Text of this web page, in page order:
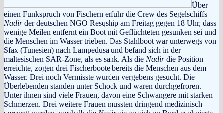
Über
einen Funkspruch von Fischern erfuhr die Crew des Segelschiffs
Nadirder deutschen NGO Resqship am Freitag gegen 18 Uhr, dass
wenige Meilen entfernt ein Boot mit Geflüchteten gesunken sei und
die Menschen im Wasser trieben. Das Stahlboot war unterwegs von
Sfax (Tunesien) nach Lampedusa und befand sich in der
maltesischen SAR-Zone, als es sank. Als die Nadirdie Position
erreichte, zogen drei Fischerboote bereits die Menschen aus dem
Wasser. Drei noch Vermisste wurden vergebens gesucht. Die
Überlebenden standen unter Schock und waren durchgefroren.
Unter ihnen sind viele Frauen, davon eine Schwangere mit starken
Schmerzen. Drei weitere Frauen mussten dringend medizinisch